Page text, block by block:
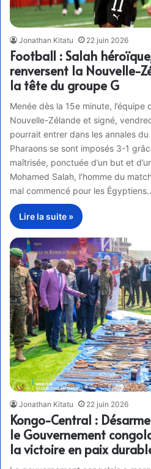
Jonathan Kitatu 22 juin 2026
Football : Salah
renversent la Nouvelle-
la tête du groupe G
Menée dès la 15e minute, l’équipe
Nouvelle-Zélande et signé,
pourrait entrer dans les annales
Pharaons se sont imposés 3-1
maîtrisée, ponctuée d’un but et
Mohamed Salah, l’homme du
mal commencé pour les
Lire la suite »
Jonathan Kitatu 22 juin 2026
Kongo-Central :
le Gouvernement
la victoire en paix